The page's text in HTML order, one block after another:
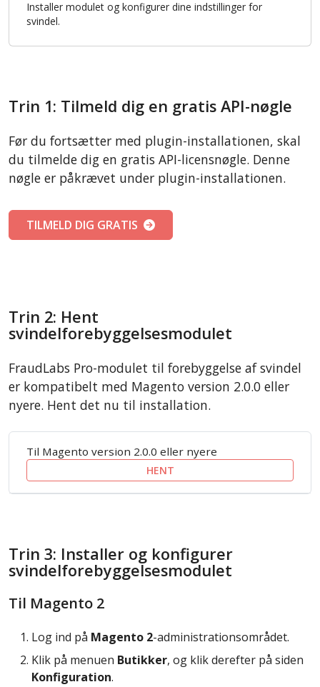
Installer modulet og konfigurer dine indstillinger for
svindel.
Trin 1: Tilmeld dig en gratis API-nøgle
Før du fortsætter med plugin-installationen, skal
du tilmelde dig en gratis API-licensnøgle. Denne
nøgle er påkrævet under plugin-installationen.
TILMELD DIG GRATIS
Trin 2: Hent
svindelforebyggelsesmodulet
FraudLabs Pro-modulet til forebyggelse af svindel
er kompatibelt med Magento version 2.0.0 eller
nyere. Hent det nu til installation.
Til Magento version 2.0.0 eller nyere
HENT
Trin 3: Installer og konfigurer
svindelforebyggelsesmodulet
Til Magento 2
Log ind på Magento 2-administrationsområdet.
Klik på menuen Butikker, og klik derefter på siden
Konfiguration.